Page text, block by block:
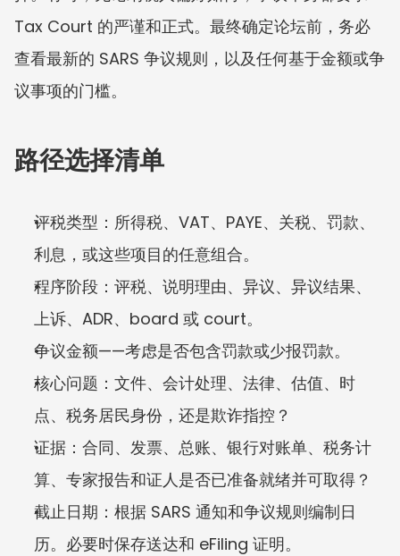
Tax Court 的严谨和正式。最终确定论坛前，务必
查看最新的 SARS 争议规则，以及任何基于金额或争
议事项的门槛。
路径选择清单
评税类型：所得税、VAT、PAYE、关税、罚款、
利息，或这些项目的任意组合。
程序阶段：评税、说明理由、异议、异议结果、
上诉、ADR、board 或 court。
争议金额——考虑是否包含罚款或少报罚款。
核心问题：文件、会计处理、法律、估值、时
点、税务居民身份，还是欺诈指控？
证据：合同、发票、总账、银行对账单、税务计
算、专家报告和证人是否已准备就绪并可取得？
截止日期：根据 SARS 通知和争议规则编制日
历。必要时保存送达和 eFiling 证明。